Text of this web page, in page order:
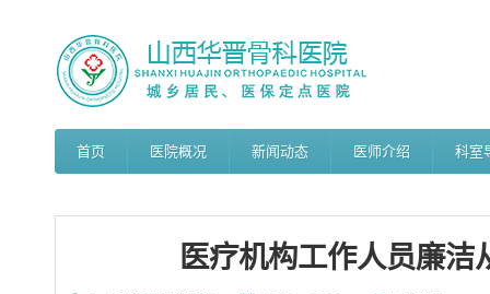
首页 医院概况 新闻动态 医师介绍 科室
医疗机构工作人员廉洁